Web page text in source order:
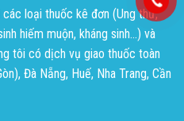
loại thuốc kê đơn (Ung thư,
hiếm muộn, kháng sinh...) và
tôi có dịch vụ giao thuốc toàn
Đà Nẵng, Huế, Nha Trang, Cần